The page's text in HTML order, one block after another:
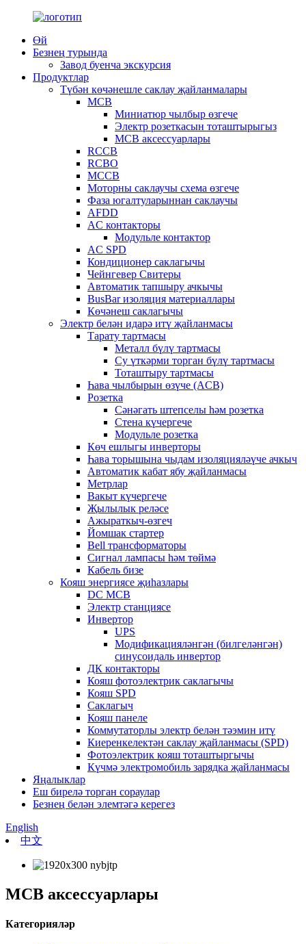
Өй
Безнең турында
Завод буенча экскурсия
Продуктлар
Түбән көчәнешле саклау җайланмалары
MCB
Миниатюр чылбыр өзгече
Электр розеткасын тоташтырыгыз
MCB аксессуарлары
RCCB
RCBO
MCCB
Моторны саклаучы схема өзгече
Фаза югалтуларыннан саклаучы
AFDD
AC контакторы
Модульле контактор
AC SPD
Кондиционер саклагычы
Чейнгевер Свитеры
Автоматик тапшыру ачкычы
BusBar изоляция материаллары
Көчәнеш саклагычы
Электр белән идарә итү җайланмасы
Тарату тартмасы
Металл бүлү тартмасы
Су үткәрми торган бүлү тартмасы
Тоташтыру тартмасы
Һава чылбырын өзүче (ACB)
Розетка
Сәнәгать штепселы һәм розетка
Стена күчергече
Модульле розетка
Көч ешлыгы инверторы
Һава торышына чыдам изоляцияләүче ачкыч
Автоматик кабат ябу җайланмасы
Метрлар
Вакыт күчергече
Җылылык реләсе
Ажыраткыч-өзгеч
Йомшак стартер
Bell трансформаторы
Сигнал лампасы һәм төймә
Кабель бизе
Кояш энергиясе җиһазлары
DC MCB
Электр станциясе
Инвертор
UPS
Модификацияләнгән (билгеләнгән)
синусоидаль инвертор
ДК контакторы
Кояш фотоэлектрик саклагычы
Кояш SPD
Саклагыч
Кояш панеле
Коммутаторлы электр белән тәэмин итү
Киеренкелектән саклау җайланмасы (SPD)
Фотоэлектрик кояш тоташтыргычы
Күчмә электромобиль зарядка җайланмасы
Яңалыклар
Еш бирелә торган сораулар
Безнең белән элемтәгә керегез
English
中文
MCB аксессуарлары
Категорияләр